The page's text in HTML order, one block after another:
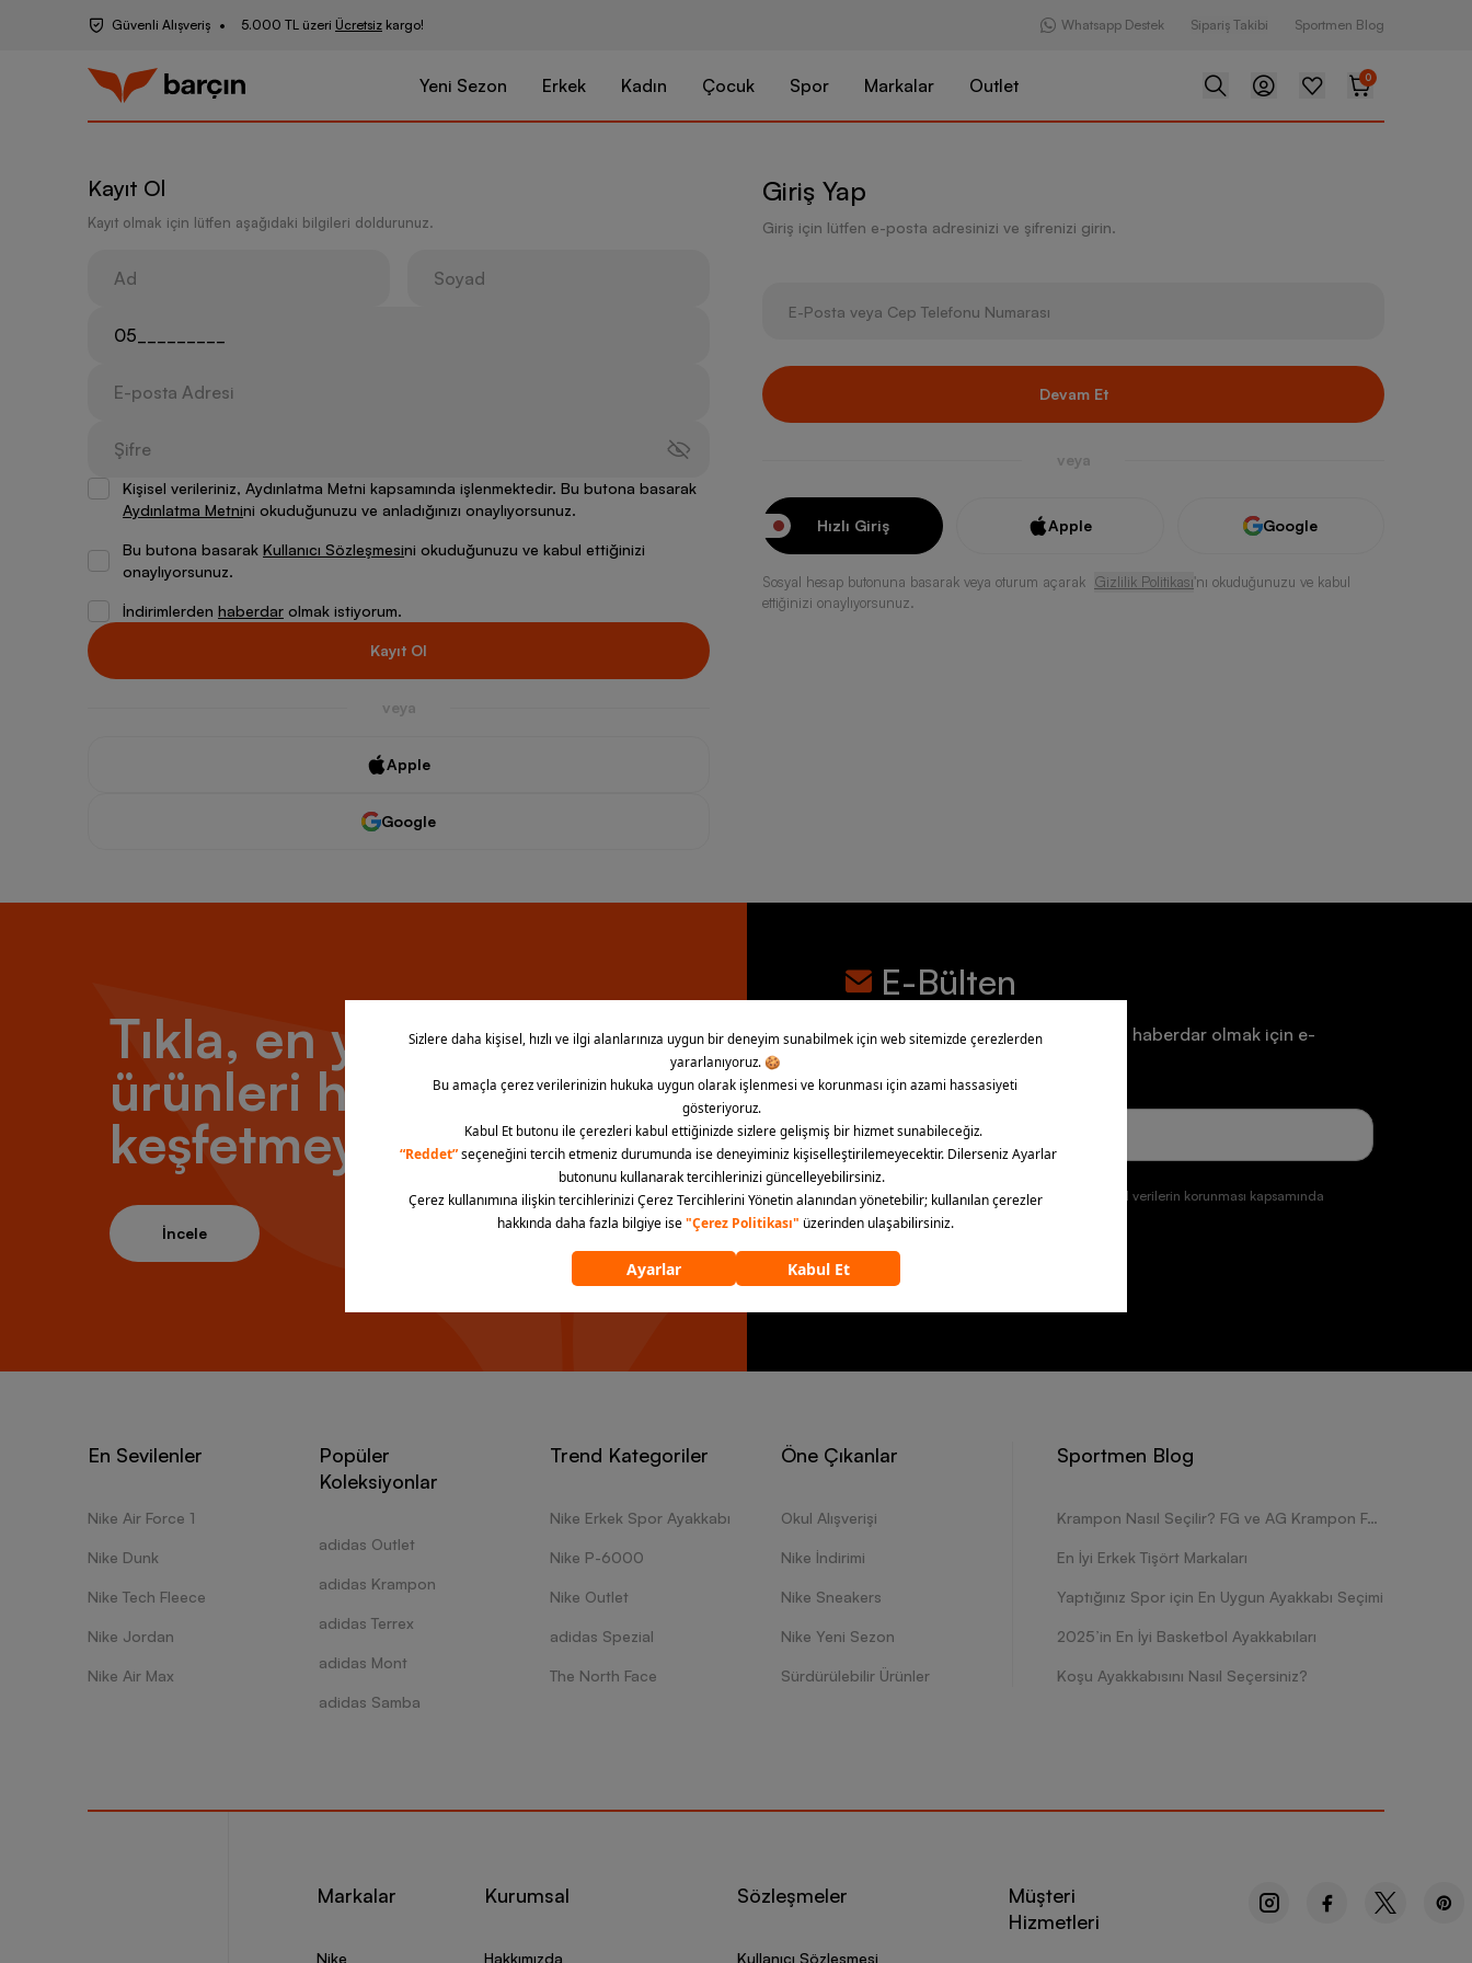
Güvenli Alışveriş 5.000 TL üzeri Ücretsiz kargo! Whatsapp Destek Sipariş Takibi Sportmen Blog
Yeni Sezon Erkek Kadın Çocuk Spor Markalar Outlet 0
Kayıt Ol
Kayıt olmak için lütfen aşağıdaki bilgileri doldurunuz.
Kişisel verileriniz, Aydınlatma Metni kapsamında işlenmektedir. Bu butona basarak
Aydınlatma Metnini okuduğunuzu ve anladığınızı onaylıyorsunuz.
Bu butona basarak Kullanıcı Sözleşmesini okuduğunuzu ve kabul ettiğinizi
onaylıyorsunuz.
İndirimlerden haberdar olmak istiyorum.
Kayıt Ol
veya
Apple
Google
Giriş Yap
Giriş için lütfen e-posta adresinizi ve şifrenizi girin.
Devam Et
veya
Hızlı Giriş Apple Google
Sosyal hesap butonuna basarak veya oturum açarak Gizlilik Politikası'nı okuduğunuzu ve kabul
ettiğinizi onaylıyorsunuz.
Tıkla, en yeni
ürünleri hemen
keşfetmeye başla!
İncele
E-Bülten
İndirim, kampanya ve duyurulardan haberdar olmak için e-
“E-Bülten’e üye ol” düğmesine tıklayarak kişisel verilerin korunması kapsamında
aydınlatma metnini kabul etmiş olursunuz.
En Sevilenler
Nike Air Force 1
Nike Dunk
Nike Tech Fleece
Nike Jordan
Nike Air Max
Popüler
Koleksiyonlar
adidas Outlet
adidas Krampon
adidas Terrex
adidas Mont
adidas Samba
Trend Kategoriler
Nike Erkek Spor Ayakkabı
Nike P-6000
Nike Outlet
adidas Spezial
The North Face
Öne Çıkanlar
Okul Alışverişi
Nike İndirimi
Nike Sneakers
Nike Yeni Sezon
Sürdürülebilir Ürünler
Sportmen Blog
Krampon Nasıl Seçilir? FG ve AG Krampon Farkları Nelerdir?
En İyi Erkek Tişört Markaları
Yaptığınız Spor için En Uygun Ayakkabı Seçimi
2025’in En İyi Basketbol Ayakkabıları
Koşu Ayakkabısını Nasıl Seçersiniz?
Markalar
Nike
Kurumsal
Hakkımızda
Sözleşmeler
Kullanıcı Sözleşmesi
Müşteri
Hizmetleri